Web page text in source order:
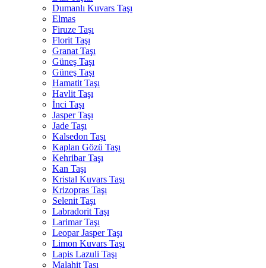
Dumanlı Kuvars Taşı
Elmas
Firuze Taşı
Florit Taşı
Granat Taşı
Güneş Taşı
Güneş Taşı
Hamatit Taşı
Havlit Taşı
İnci Taşı
Jasper Taşı
Jade Taşı
Kalsedon Taşı
Kaplan Gözü Taşı
Kehribar Taşı
Kan Taşı
Kristal Kuvars Taşı
Krizopras Taşı
Selenit Taşı
Labradorit Taşı
Larimar Taşı
Leopar Jasper Taşı
Limon Kuvars Taşı
Lapis Lazuli Taşı
Malahit Taşı